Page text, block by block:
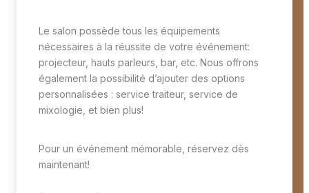
Le salon possède tous les équipements
nécessaires à la réussite de votre événement:
projecteur, hauts parleurs, bar, etc. Nous offrons
également la possibilité d’ajouter des options
personnalisées : service traiteur, service de
mixologie, et bien plus!
Pour un événement mémorable, réservez dès
maintenant!